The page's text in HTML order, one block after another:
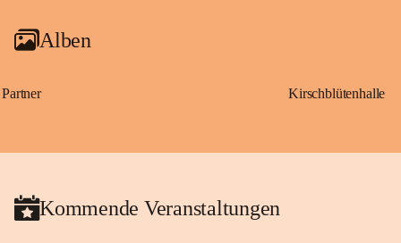
Alben
Partner Kirschblütenhalle
Kommende Veranstaltungen